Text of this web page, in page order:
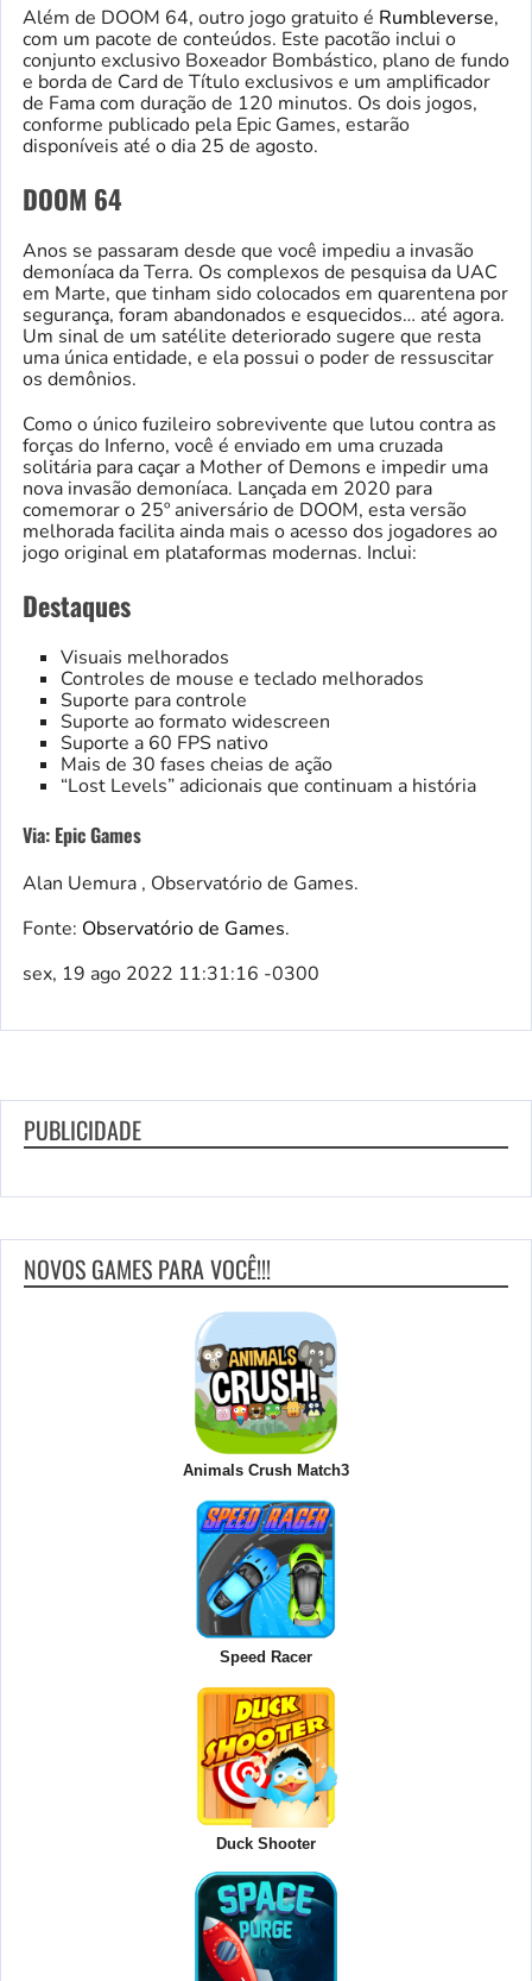
Além de DOOM 64, outro jogo gratuito é Rumbleverse,
com um pacote de conteúdos. Este pacotão inclui o
conjunto exclusivo Boxeador Bombástico, plano de fundo
e borda de Card de Título exclusivos e um amplificador
de Fama com duração de 120 minutos. Os dois jogos,
conforme publicado pela Epic Games, estarão
disponíveis até o dia 25 de agosto.
DOOM 64
Anos se passaram desde que você impediu a invasão
demoníaca da Terra. Os complexos de pesquisa da UAC
em Marte, que tinham sido colocados em quarentena por
segurança, foram abandonados e esquecidos… até agora.
Um sinal de um satélite deteriorado sugere que resta
uma única entidade, e ela possui o poder de ressuscitar
os demônios.
Como o único fuzileiro sobrevivente que lutou contra as
forças do Inferno, você é enviado em uma cruzada
solitária para caçar a Mother of Demons e impedir uma
nova invasão demoníaca. Lançada em 2020 para
comemorar o 25º aniversário de DOOM, esta versão
melhorada facilita ainda mais o acesso dos jogadores ao
jogo original em plataformas modernas. Inclui:
Destaques
Visuais melhorados
Controles de mouse e teclado melhorados
Suporte para controle
Suporte ao formato widescreen
Suporte a 60 FPS nativo
Mais de 30 fases cheias de ação
“Lost Levels” adicionais que continuam a história
Via: Epic Games
Alan Uemura , Observatório de Games.
Fonte: Observatório de Games.
sex, 19 ago 2022 11:31:16 -0300
PUBLICIDADE
NOVOS GAMES PARA VOCÊ!!!
Animals Crush Match3
Speed Racer
Duck Shooter